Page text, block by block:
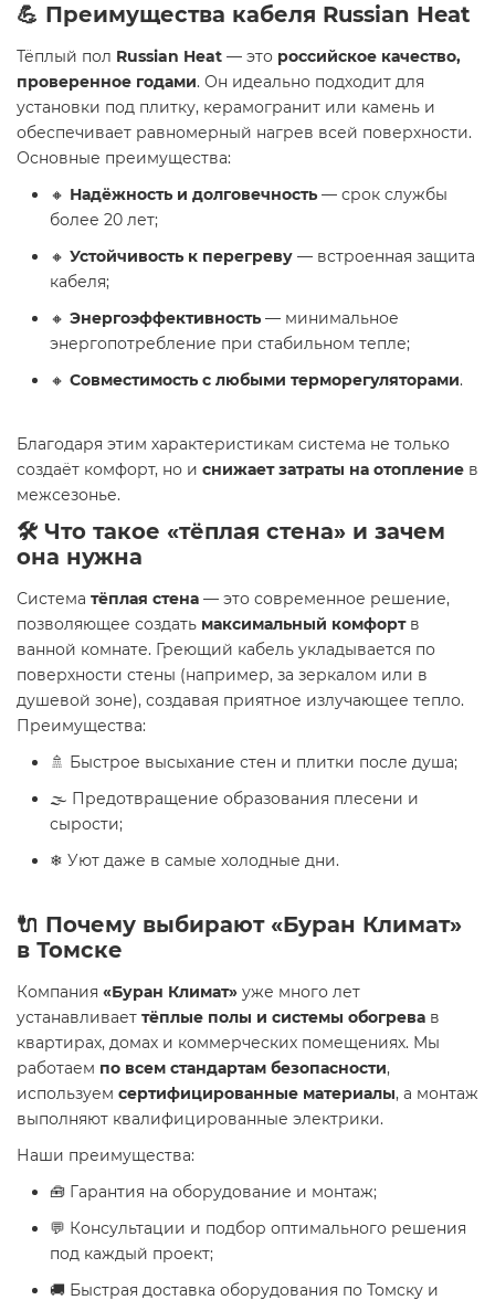
💪 Преимущества кабеля Russian Heat
Тёплый пол Russian Heat — это российское качество,
проверенное годами. Он идеально подходит для
установки под плитку, керамогранит или камень и
обеспечивает равномерный нагрев всей поверхности.
Основные преимущества:
🔸 Надёжность и долговечность — срок службы
более 20 лет;
🔸 Устойчивость к перегреву — встроенная защита
кабеля;
🔸 Энергоэффективность — минимальное
энергопотребление при стабильном тепле;
🔸 Совместимость с любыми терморегуляторами.
Благодаря этим характеристикам система не только
создаёт комфорт, но и снижает затраты на отопление в
межсезонье.
🛠 Что такое «тёплая стена» и зачем
она нужна
Система тёплая стена — это современное решение,
позволяющее создать максимальный комфортв
ванной комнате. Греющий кабель укладывается по
поверхности стены (например, за зеркалом или в
душевой зоне), создавая приятное излучающее тепло.
Преимущества:
🚿 Быстрое высыхание стен и плитки после душа;
🌫 Предотвращение образования плесени и
сырости;
❄ Уют даже в самые холодные дни.
🔌 Почему выбирают «Буран Климат»
в Томске
Компания «Буран Климат» уже много лет
устанавливает тёплые полы и системы обогрева в
квартирах, домах и коммерческих помещениях. Мы
работаем по всем стандартам безопасности,
используем сертифицированные материалы, а монтаж
выполняют квалифицированные электрики.
Наши преимущества:
🧰 Гарантия на оборудование и монтаж;
💬 Консультации и подбор оптимального решения
под каждый проект;
🚚 Быстрая доставка оборудования по Томску и